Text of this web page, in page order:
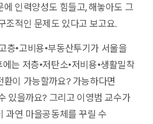
인력양성도 힘들고, 해놓아도 그
조적인 문제도 있다고 보고요.
층•고비용•부동산투기가 서울을
는 저층•저탄소•저비용•생활밀착
이 가능할까요? 가능하다면
있을까요? 그리고 이영범 교수가
과연 마을공동체를 꾸릴 수